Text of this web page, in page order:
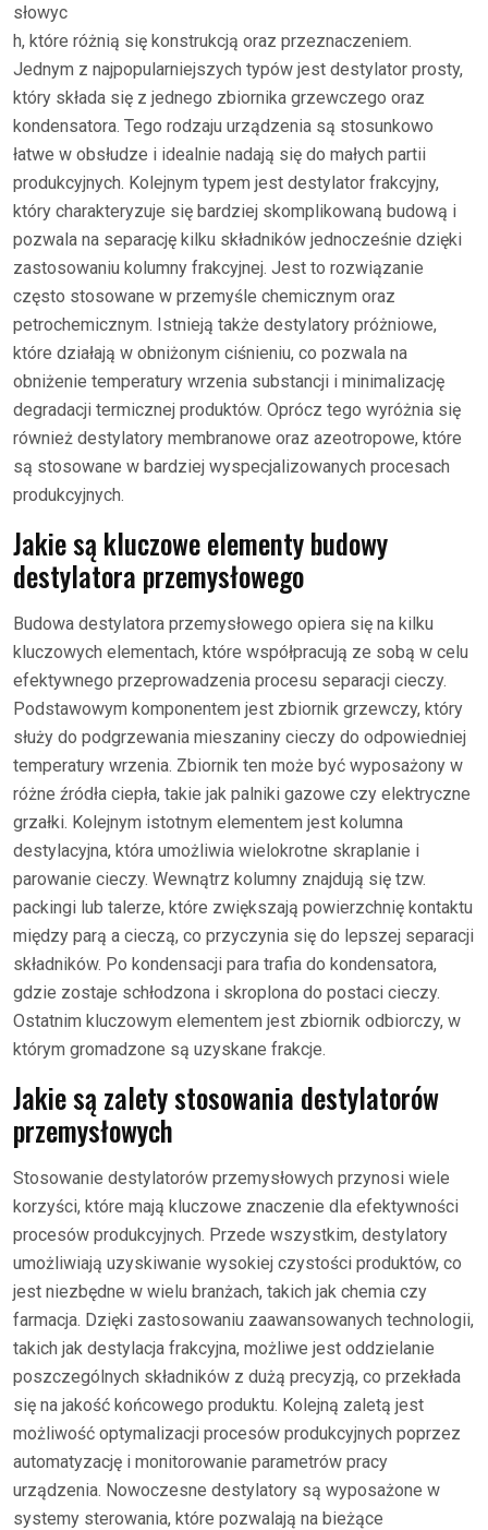
słowyc
h, które różnią się konstrukcją oraz przeznaczeniem.
Jednym z najpopularniejszych typów jest destylator prosty,
który składa się z jednego zbiornika grzewczego oraz
kondensatora. Tego rodzaju urządzenia są stosunkowo
łatwe w obsłudze i idealnie nadają się do małych partii
produkcyjnych. Kolejnym typem jest destylator frakcyjny,
który charakteryzuje się bardziej skomplikowaną budową i
pozwala na separację kilku składników jednocześnie dzięki
zastosowaniu kolumny frakcyjnej. Jest to rozwiązanie
często stosowane w przemyśle chemicznym oraz
petrochemicznym. Istnieją także destylatory próżniowe,
które działają w obniżonym ciśnieniu, co pozwala na
obniżenie temperatury wrzenia substancji i minimalizację
degradacji termicznej produktów. Oprócz tego wyróżnia się
również destylatory membranowe oraz azeotropowe, które
są stosowane w bardziej wyspecjalizowanych procesach
produkcyjnych.
Jakie są kluczowe elementy budowy
destylatora przemysłowego
Budowa destylatora przemysłowego opiera się na kilku
kluczowych elementach, które współpracują ze sobą w celu
efektywnego przeprowadzenia procesu separacji cieczy.
Podstawowym komponentem jest zbiornik grzewczy, który
służy do podgrzewania mieszaniny cieczy do odpowiedniej
temperatury wrzenia. Zbiornik ten może być wyposażony w
różne źródła ciepła, takie jak palniki gazowe czy elektryczne
grzałki. Kolejnym istotnym elementem jest kolumna
destylacyjna, która umożliwia wielokrotne skraplanie i
parowanie cieczy. Wewnątrz kolumny znajdują się tzw.
packingi lub talerze, które zwiększają powierzchnię kontaktu
między parą a cieczą, co przyczynia się do lepszej separacji
składników. Po kondensacji para trafia do kondensatora,
gdzie zostaje schłodzona i skroplona do postaci cieczy.
Ostatnim kluczowym elementem jest zbiornik odbiorczy, w
którym gromadzone są uzyskane frakcje.
Jakie są zalety stosowania destylatorów
przemysłowych
Stosowanie destylatorów przemysłowych przynosi wiele
korzyści, które mają kluczowe znaczenie dla efektywności
procesów produkcyjnych. Przede wszystkim, destylatory
umożliwiają uzyskiwanie wysokiej czystości produktów, co
jest niezbędne w wielu branżach, takich jak chemia czy
farmacja. Dzięki zastosowaniu zaawansowanych technologii,
takich jak destylacja frakcyjna, możliwe jest oddzielanie
poszczególnych składników z dużą precyzją, co przekłada
się na jakość końcowego produktu. Kolejną zaletą jest
możliwość optymalizacji procesów produkcyjnych poprzez
automatyzację i monitorowanie parametrów pracy
urządzenia. Nowoczesne destylatory są wyposażone w
systemy sterowania, które pozwalają na bieżące